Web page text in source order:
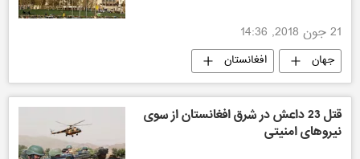
21 جون 2018, 14:36
جهان افغانستان
قتل 23 داعش در شرق افغانستان از سوی
نیروهای امنیتی